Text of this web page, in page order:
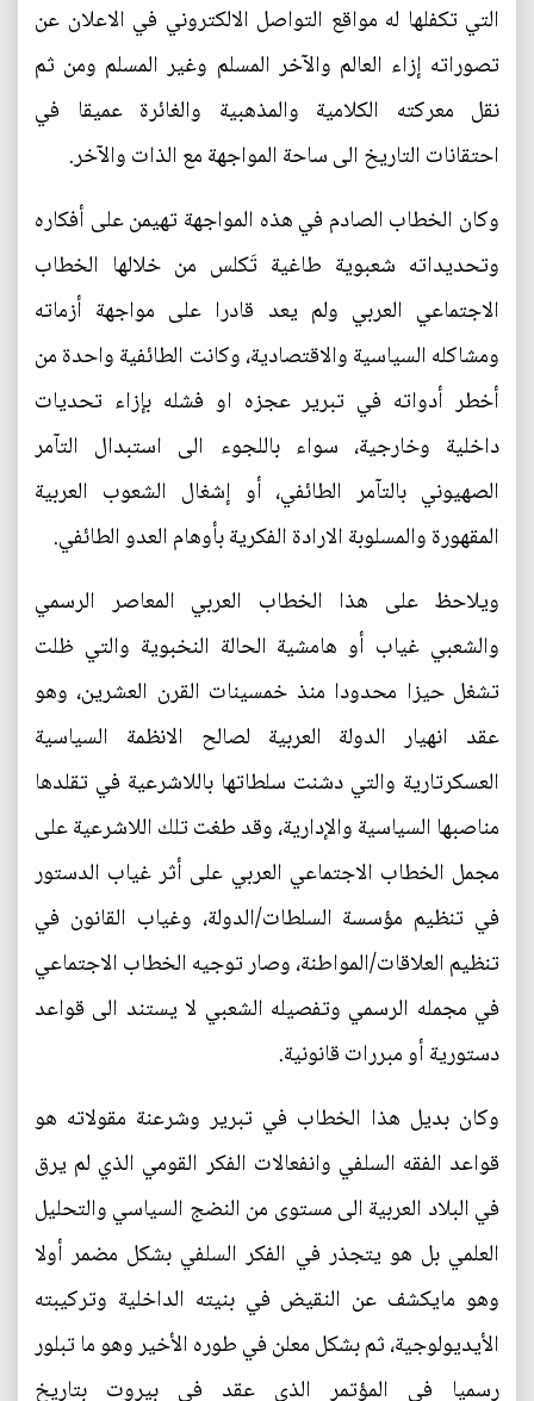
التي تكفلها له مواقع التواصل الالكتروني في الاعلان عن
تصوراته إزاء العالم والآخر المسلم وغير المسلم ومن ثم
نقل معركته الكلامية والمذهبية والغائرة عميقا في
احتقانات التاريخ الى ساحة المواجهة مع الذات والآخر.
وكان الخطاب الصادم في هذه المواجهة تهيمن على أفكاره
وتحديداته شعبوية طاغية تَكلس من خلالها الخطاب
الاجتماعي العربي ولم يعد قادرا على مواجهة أزماته
ومشاكله السياسية والاقتصادية، وكانت الطائفية واحدة من
أخطر أدواته في تبرير عجزه او فشله بإزاء تحديات
داخلية وخارجية، سواء باللجوء الى استبدال التآمر
الصهيوني بالتآمر الطائفي، أو إشغال الشعوب العربية
المقهورة والمسلوبة الارادة الفكرية بأوهام العدو الطائفي.
ويلاحظ على هذا الخطاب العربي المعاصر الرسمي
والشعبي غياب أو هامشية الحالة النخبوية والتي ظلت
تشغل حيزا محدودا منذ خمسينات القرن العشرين، وهو
عقد انهيار الدولة العربية لصالح الانظمة السياسية
العسكرتارية والتي دشنت سلطاتها باللاشرعية في تقلدها
مناصبها السياسية والإدارية، وقد طغت تلك اللاشرعية على
مجمل الخطاب الاجتماعي العربي على أثر غياب الدستور
في تنظيم مؤسسة السلطات/الدولة، وغياب القانون في
تنظيم العلاقات/المواطنة، وصار توجيه الخطاب الاجتماعي
في مجمله الرسمي وتفصيله الشعبي لا يستند الى قواعد
دستورية أو مبررات قانونية.
وكان بديل هذا الخطاب في تبرير وشرعنة مقولاته هو
قواعد الفقه السلفي وانفعالات الفكر القومي الذي لم يرق
في البلاد العربية الى مستوى من النضج السياسي والتحليل
العلمي بل هو يتجذر في الفكر السلفي بشكل مضمر أولا
وهو مايكشف عن النقيض في بنيته الداخلية وتركيبته
الأيديولوجية، ثم بشكل معلن في طوره الأخير وهو ما تبلور
رسميا في المؤتمر الذي عقد في بيروت بتاريخ